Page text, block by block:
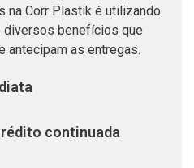
na Corr Plastik é utilizando
diversos benefícios que
antecipam as entregas.
continuada